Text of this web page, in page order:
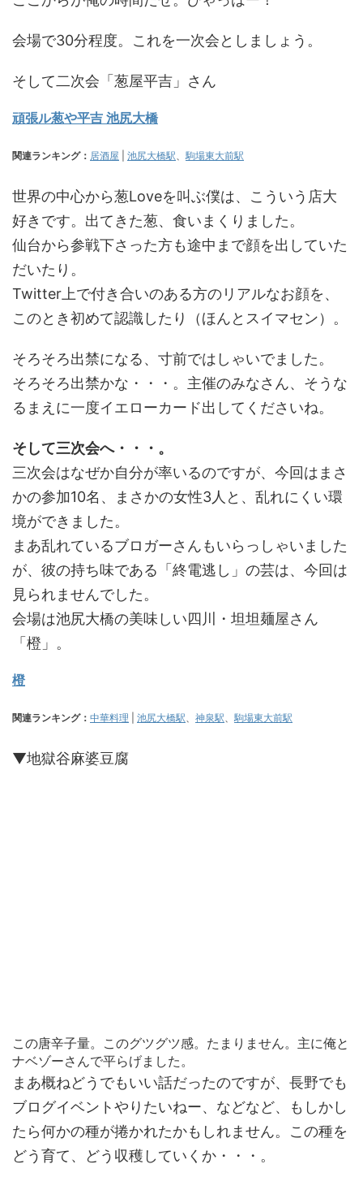
会場で30分程度。これを一次会としましょう。
そして二次会「葱屋平吉」さん
頑張ル葱や平吉 池尻大橋
関連ランキング： 居酒屋 池尻大橋駅、 駒場東大前駅
世界の中心から葱Loveを叫ぶ僕は、こういう店大
好きです。出てきた葱、食いまくりました。
仙台から参戦下さった方も途中まで顔を出していた
だいたり。
Twitter上で付き合いのある方のリアルなお顔を、
このとき初めて認識したり（ほんとスイマセン）。
そろそろ出禁になる、寸前ではしゃいでました。
そろそろ出禁かな・・・。主催のみなさん、そうな
るまえに一度イエローカード出してくださいね。
そして三次会へ・・・。
三次会はなぜか自分が率いるのですが、今回はまさ
かの参加10名、まさかの女性3人と、乱れにくい環
境ができました。
まあ乱れているブロガーさんもいらっしゃいました
が、彼の持ち味である「終電逃し」の芸は、今回は
見られませんでした。
会場は池尻大橋の美味しい四川・坦坦麺屋さん
「橙」。
橙
関連ランキング： 中華料理 池尻大橋駅、 神泉駅、 駒場東大前駅
▼地獄谷麻婆豆腐
この唐辛子量。このグツグツ感。たまりません。主に俺と
ナベゾーさんで平らげました。
まあ概ねどうでもいい話だったのですが、長野でも
ブログイベントやりたいねー、などなど、もしかし
たら何かの種が捲かれたかもしれません。この種を
どう育て、どう収穫していくか・・・。